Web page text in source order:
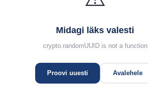
Midagi läks valesti
crypto.randomUUID is not a function
Proovi uuesti Avalehele